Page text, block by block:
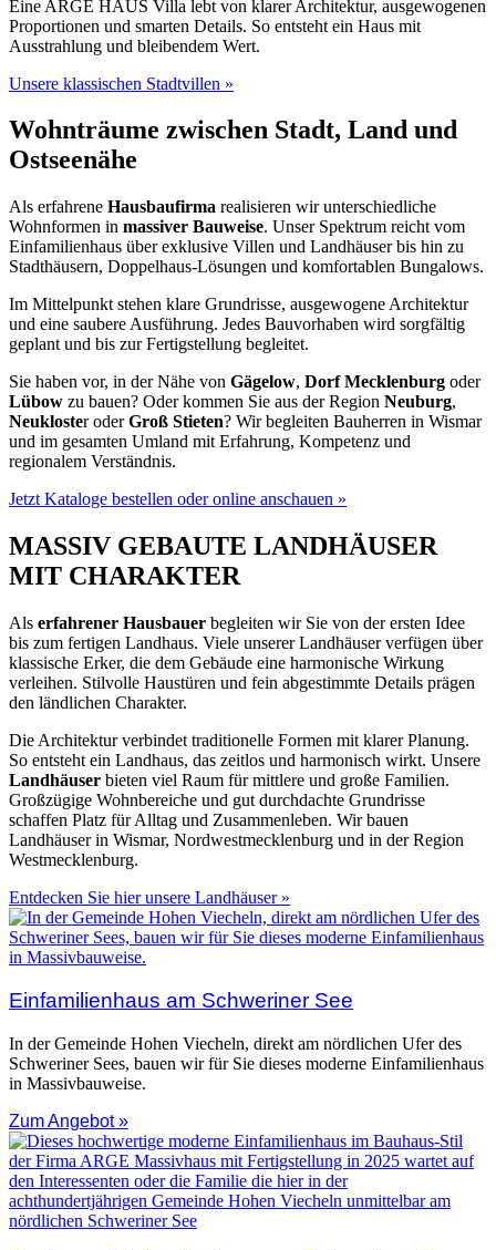
Eine ARGE HAUS Villa lebt von klarer Architektur, ausgewogenen
Proportionen und smarten Details. So entsteht ein Haus mit
Ausstrahlung und bleibendem Wert.
Unsere klassischen Stadtvillen »
Wohnträume zwischen Stadt, Land und
Ostseenähe
Als erfahrene Hausbaufirma realisieren wir unterschiedliche
Wohnformen in massiver Bauweise. Unser Spektrum reicht vom
Einfamilienhaus über exklusive Villen und Landhäuser bis hin zu
Stadthäusern, Doppelhaus-Lösungen und komfortablen Bungalows.
Im Mittelpunkt stehen klare Grundrisse, ausgewogene Architektur
und eine saubere Ausführung. Jedes Bauvorhaben wird sorgfältig
geplant und bis zur Fertigstellung begleitet.
Sie haben vor, in der Nähe von Gägelow, Dorf Mecklenburg oder
Lübow zu bauen? Oder kommen Sie aus der Region Neuburg,
Neukloster oderGroß Stieten? Wir begleiten Bauherren in Wismar
und im gesamten Umland mit Erfahrung, Kompetenz und
regionalem Verständnis.
Jetzt Kataloge bestellen oder online anschauen »
MASSIV GEBAUTE LANDHÄUSER
MIT CHARAKTER
Als erfahrener Hausbauer begleiten wir Sie von der ersten Idee
bis zum fertigen Landhaus. Viele unserer Landhäuser verfügen über
klassische Erker, die dem Gebäude eine harmonische Wirkung
verleihen. Stilvolle Haustüren und fein abgestimmte Details prägen
den ländlichen Charakter.
Die Architektur verbindet traditionelle Formen mit klarer Planung.
So entsteht ein Landhaus, das zeitlos und harmonisch wirkt. Unsere
Landhäuser bieten viel Raum für mittlere und große Familien.
Großzügige Wohnbereiche und gut durchdachte Grundrisse
schaffen Platz für Alltag und Zusammenleben. Wir bauen
Landhäuser in Wismar, Nordwestmecklenburg und in der Region
Westmecklenburg.
Entdecken Sie hier unsere Landhäuser »
Einfamilienhaus am Schweriner See
In der Gemeinde Hohen Viecheln, direkt am nördlichen Ufer des
Schweriner Sees, bauen wir für Sie dieses moderne Einfamilienhaus
in Massivbauweise.
Zum Angebot »